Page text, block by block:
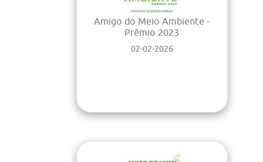
Amigo do Meio Ambiente -
Prêmio 2023
02-02-2026